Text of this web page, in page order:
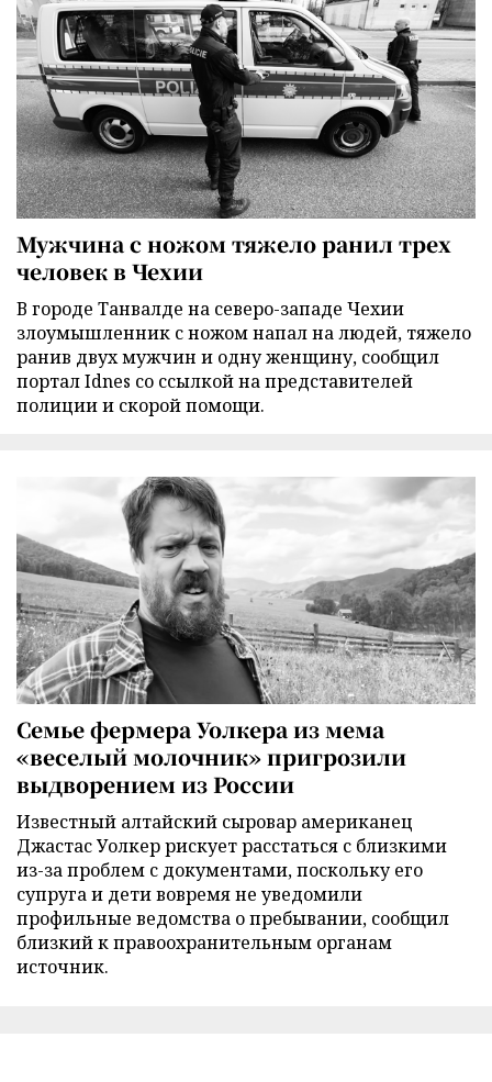
Мужчина с ножом тяжело ранил трех
человек в Чехии
В городе Танвалде на северо-западе Чехии
злоумышленник с ножом напал на людей, тяжело
ранив двух мужчин и одну женщину, сообщил
портал Idnes со ссылкой на представителей
полиции и скорой помощи.
Семье фермера Уолкера из мема
«веселый молочник» пригрозили
выдворением из России
Известный алтайский сыровар американец
Джастас Уолкер рискует расстаться с близкими
из-за проблем с документами, поскольку его
супруга и дети вовремя не уведомили
профильные ведомства о пребывании, сообщил
близкий к правоохранительным органам
источник.